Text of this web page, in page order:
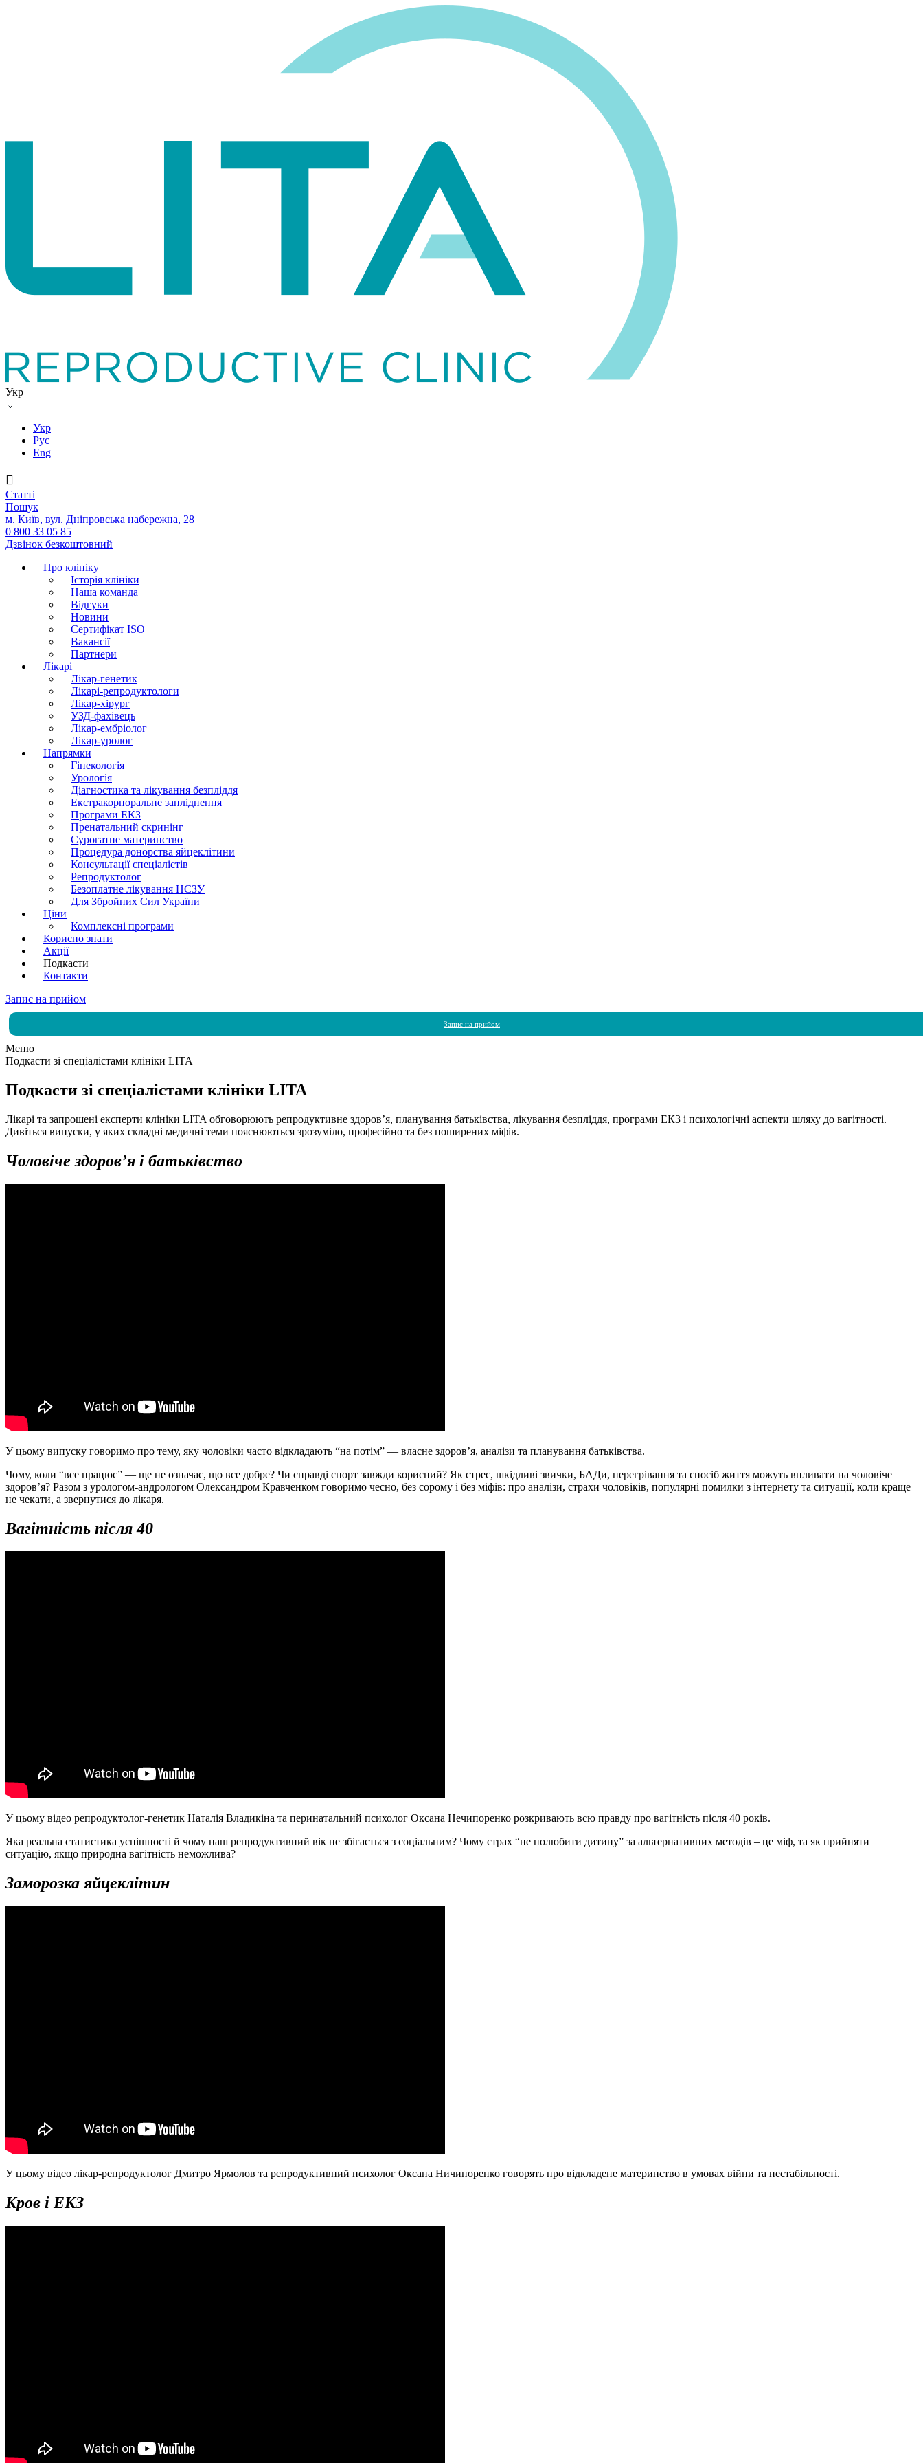
Укр
Укр
Рус
Eng
Статтi
Пошук
м. Київ, вул. Дніпровська набережна, 28
0 800 33 05 85
Дзвінок безкоштовний
Про клініку
Історія клініки
Наша команда
Вiдгуки
Новини
Сертифікат ISO
Вакансії
Партнери
Лікарі
Лікар-генетик
Лікарі-репродуктологи
Лікар-хірург
УЗД-фахівець
Лікар-ембріолог
Лікар-уролог
Напрямки
Гінекологія
Урологія
Діагностика та лікування безпліддя
Екстракорпоральне запліднення
Програми ЕКЗ
Пренатальний скринінг
Сурогатне материнство
Процедура донорства яйцеклітини
Консультації спеціалістів
Репродуктолог
Безоплатне лікування НСЗУ
Для Збройних Сил України
Ціни
Комплексні програми
Корисно знати
Акції
Подкасти
Контакти
Запис на прийом
Запис на прийом
Меню
Подкасти зі спеціалістами клініки LITA
Подкасти зі спеціалістами клініки LITA
Лікарі та запрошені експерти клініки LITA обговорюють репродуктивне здоров’я, планування батьківства, лікування безпліддя, програми ЕКЗ і психологічні аспекти шляху до вагітності.
Дивіться випуски, у яких складні медичні теми пояснюються зрозуміло, професійно та без поширених міфів.
Чоловіче здоровʼя і батьківство
У цьому випуску говоримо про тему, яку чоловіки часто відкладають “на потім” — власне здоров’я, аналізи та планування батьківства.
Чому, коли “все працює” — ще не означає, що все добре? Чи справді спорт завжди корисний? Як стрес, шкідливі звички, БАДи, перегрівання та спосіб життя можуть впливати на чоловіче
здоров’я? Разом з урологом-андрологом Олександром Кравченком говоримо чесно, без сорому і без міфів: про аналізи, страхи чоловіків, популярні помилки з інтернету та ситуації, коли краще
не чекати, а звернутися до лікаря.
Вагітність після 40
У цьому відео репродуктолог-генетик Наталія Владикіна та перинатальний психолог Оксана Нечипоренко розкривають всю правду про вагітність після 40 років.
Яка реальна статистика успішності й чому наш репродуктивний вік не збігається з соціальним? Чому страх “не полюбити дитину” за альтернативних методів – це міф, та як прийняти
ситуацію, якщо природна вагітність неможлива?
Заморозка яйцеклітин
У цьому відео лікар-репродуктолог Дмитро Ярмолов та репродуктивний психолог Оксана Ничипоренко говорять про відкладене материнство в умовах війни та нестабільності.
Кров і ЕКЗ